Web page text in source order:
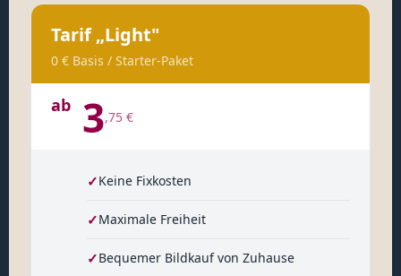
Tarif „Light"
0 € Basis / Starter-Paket
ab 3,75 €
✓Keine Fixkosten
✓Maximale Freiheit
✓Bequemer Bildkauf von Zuhause